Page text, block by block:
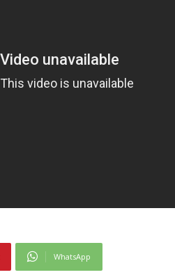
WhatsApp